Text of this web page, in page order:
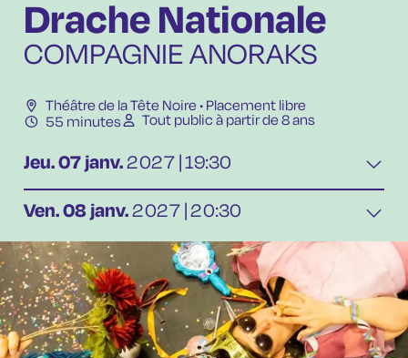
Drache Nationale
COMPAGNIE ANORAKS
Théâtre de la Tête Noire • Placement libre
55 minutes
Tout public à partir de 8 ans
Jeu.07janv.2027 19:30
Ven.08janv.2027 20:30